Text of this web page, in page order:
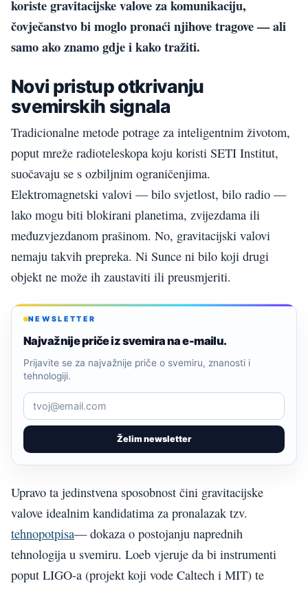
koriste gravitacijske valove za komunikaciju,
čovječanstvo bi moglo pronaći njihove tragove — ali
samo ako znamo gdje i kako tražiti.
Novi pristup otkrivanju
svemirskih signala
Tradicionalne metode potrage za inteligentnim životom,
poput mreže radioteleskopa koju koristi SETI Institut,
suočavaju se s ozbiljnim ograničenjima.
Elektromagnetski valovi — bilo svjetlost, bilo radio —
lako mogu biti blokirani planetima, zvijezdama ili
međuzvjezdanom prašinom. No, gravitacijski valovi
nemaju takvih prepreka. Ni Sunce ni bilo koji drugi
objekt ne može ih zaustaviti ili preusmjeriti.
NEWSLETTER
Najvažnije priče iz svemira na e-mailu.
Želim newsletter
Prijavite se za najvažnije priče o svemiru, znanosti i
tehnologiji.
Upravo ta jedinstvena sposobnost čini gravitacijske
valove idealnim kandidatima za pronalazak tzv.
tehnopotpisa— dokaza o postojanju naprednih
tehnologija u svemiru. Loeb vjeruje da bi instrumenti
poput LIGO-a (projekt koji vode Caltech i MIT) te